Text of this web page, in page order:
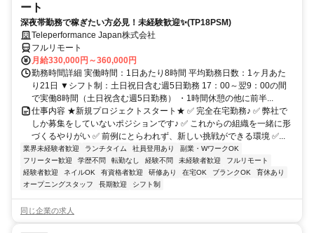
ート
深夜帯勤務で稼ぎたい方必見！未経験歓迎✨(TP18PSM)
Teleperformance Japan株式会社
フルリモート
月給330,000円～360,000円
勤務時間詳細 実働時間：1日あたり8時間 平均勤務日数：1ヶ月あた
り21日 ▼シフト制：土日祝日含む週5日勤務 17：00～翌9：00の間
で実働8時間（土日祝含む週5日勤務） ・1時間休憩の他に前半...
仕事内容 ★新規プロジェクトスタート★ ✅ 完全在宅勤務♪ ✅ 弊社で
しか募集をしていないポジションです♪ ✅ これからの組織を一緒に形
づくるやりがい ✅ 前例にとらわれず、新しい挑戦ができる環境 ✅...
業界未経験者歓迎 ランチタイム 社員登用あり
副業・WワークOK
フリーター歓迎
学歴不問 転勤なし 経験不問 未経験者歓迎
フルリモート
経験者歓迎
ネイルOK 有資格者歓迎 研修あり 在宅OK ブランクOK
育休あり
オープニングスタッフ
長期歓迎 シフト制
同じ企業の求人